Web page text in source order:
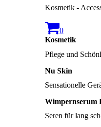
Kosmetik -
0
Kosmetik
Pflege und
Nu Skin
Sensationelle
Wimpernserum
Seren für lang